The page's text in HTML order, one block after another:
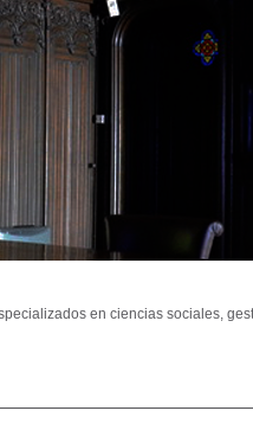
en ciencias sociales,